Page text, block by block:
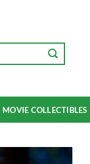
MOVIE COLLECTIBLES